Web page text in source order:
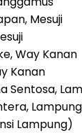
Mesuji
Way Kanan
Kanan
Sentosa,
Lampung)